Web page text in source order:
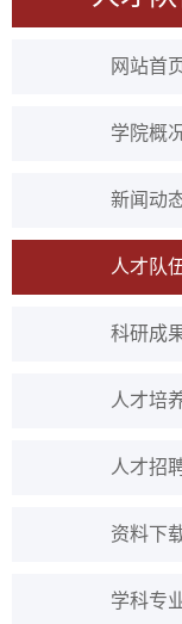
网站首
学院概
新闻动
人才队
科研成
人才培
人才招
资料下
学科专